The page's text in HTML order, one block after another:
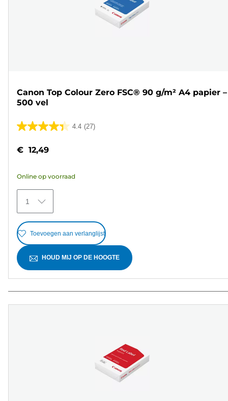
Canon Top Colour Zero FSC® 90 g/m² A4 papier –
500 vel
4.4 (27)
4.4
de
sterren.
27
beoordelingen
€ 12,49
Online op voorraad
1
Toevoegen aan verlanglijst
HOUD MIJ OP DE HOOGTE